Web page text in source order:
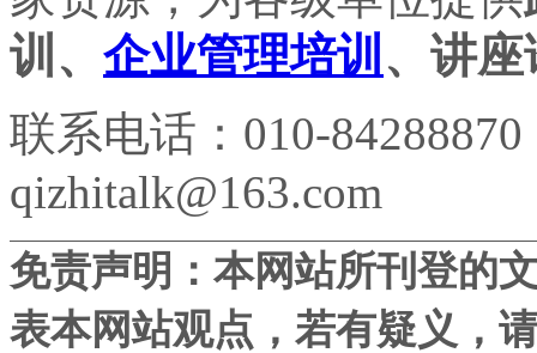
训、 企业管理培训 、讲
联系电话：010-
qizhitalk@163.com
免责声明：本网站所刊登的
表本网站观点，若有疑义，